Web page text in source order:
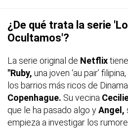
¿De qué trata la serie
Ocultamos'?
La serie original de Netflix
"Ruby, una joven ‘au pair’
los barrios más ricos de
Copenhague. Su vecina
que le ha pasado algo yAngel,
empieza a investigar los